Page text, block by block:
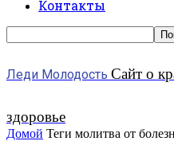
Контакты
Леди Молодость Сайт о
здоровье
Домой Теги молитва от